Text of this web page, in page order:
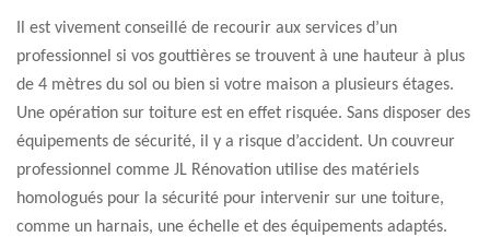
Il est vivement conseillé de recourir aux services d’un
professionnel si vos gouttières se trouvent à une hauteur à plus
de 4 mètres du sol ou bien si votre maison a plusieurs étages.
Une opération sur toiture est en effet risquée. Sans disposer des
équipements de sécurité, il y a risque d’accident. Un couvreur
professionnel comme JL Rénovation utilise des matériels
homologués pour la sécurité pour intervenir sur une toiture,
comme un harnais, une échelle et des équipements adaptés.